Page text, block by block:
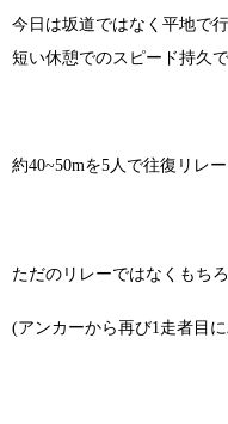
今日は坂道ではなく平地で
短い休憩でのスピード持久
約40~50mを5人で往復リレー
ただのリレーではなくもち
(アンカーから再び1走者目